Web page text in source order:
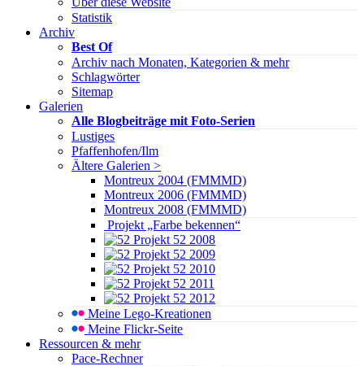
Statistik
Archiv
Best Of
Archiv nach Monaten, Kategorien & mehr
Schlagwörter
Sitemap
Galerien
Alle Blogbeiträge mit Foto-Serien
Lustiges
Pfaffenhofen/Ilm
Ältere Galerien >
Montreux 2004 (FMMMD)
Montreux 2006 (FMMMD)
Montreux 2008 (FMMMD)
Projekt „Farbe bekennen“
Projekt 52 2008
Projekt 52 2009
Projekt 52 2010
Projekt 52 2011
Projekt 52 2012
Meine Lego-Kreationen
Meine Flickr-Seite
Ressourcen & mehr
Pace-Rechner